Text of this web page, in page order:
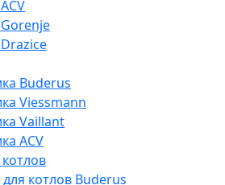
Buderus
Viessmann
Vaillant
ACV
котлов Buderus